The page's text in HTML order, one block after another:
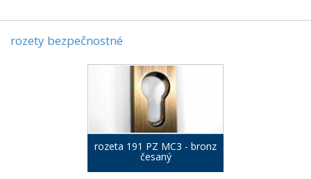
rozety bezpečnostné
rozeta 191 PZ MC3 - bronz
česaný